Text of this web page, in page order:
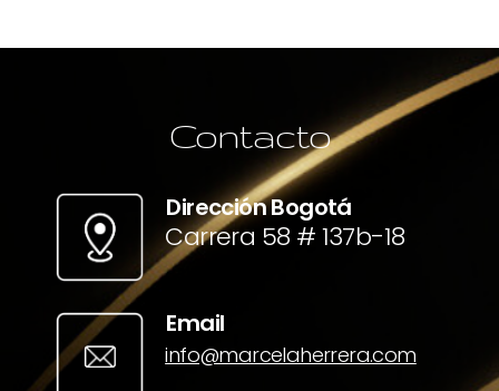
Contacto
Dirección Bogotá
Carrera 58 # 137b-18
Email
info@marcelaherrera.com